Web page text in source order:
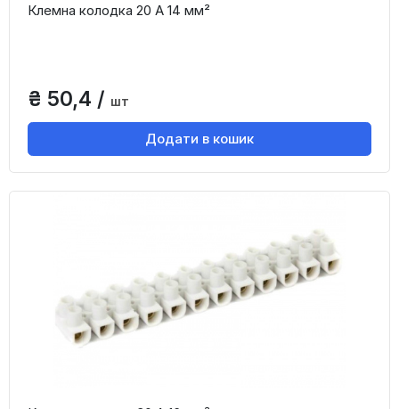
Клемна колодка 20 А 14 мм²
₴ 50,4 / шт
Додати в кошик